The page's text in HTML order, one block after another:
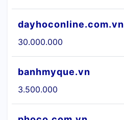
dayhoconline.com.vn
30.000.000
banhmyque.vn
3.500.000